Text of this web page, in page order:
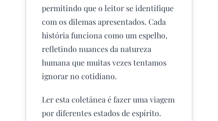
permitindo que o leitor se identifique
com os dilemas apresentados. Cada
história funciona como um espelho,
refletindo nuances da natureza
humana que muitas vezes tentamos
ignorar no cotidiano.
Ler esta coletânea é fazer uma viagem
por diferentes estados de espírito.